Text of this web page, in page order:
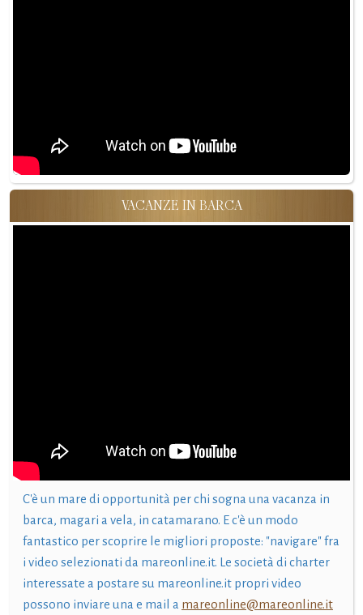
VACANZE IN BARCA
C'è un mare di opportunità per chi sogna una vacanza in
barca, magari a vela, in catamarano. E c'è un modo
fantastico per scoprire le migliori proposte: "navigare" fra
i video selezionati da mareonline.it. Le società di charter
interessate a postare su mareonline.it propri video
possono inviare una e mail a mareonline@mareonline.it